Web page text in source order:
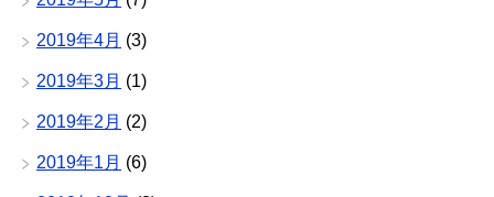
2019年4月 (3)
2019年3月 (1)
2019年2月 (2)
2019年1月 (6)